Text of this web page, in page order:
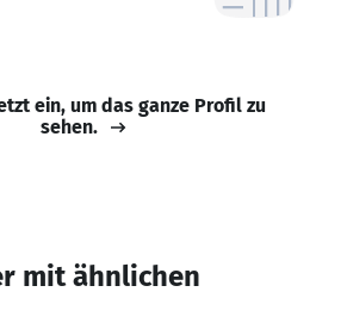
ein, um das ganze Profil zu
sehen.
mit ähnlichen